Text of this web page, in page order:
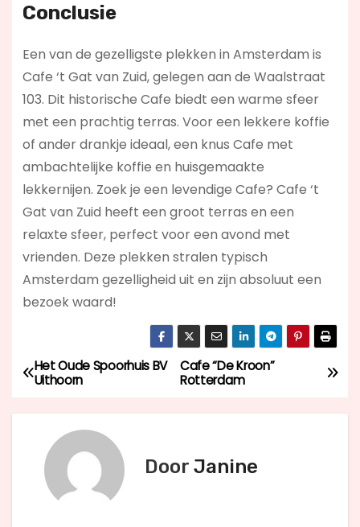
Conclusie
Een van de gezelligste plekken in Amsterdam is
Cafe ‘t Gat van Zuid, gelegen aan de Waalstraat
103. Dit historische Cafe biedt een warme sfeer
met een prachtig terras. Voor een lekkere koffie
of ander drankje ideaal, een knus Cafe met
ambachtelijke koffie en huisgemaakte
lekkernijen. Zoek je een levendige Cafe? Cafe ‘t
Gat van Zuid heeft een groot terras en een
relaxte sfeer, perfect voor een avond met
vrienden. Deze plekken stralen typisch
Amsterdam gezelligheid uit en zijn absoluut een
bezoek waard!
B
e
Cafe “De Kroon”
Rotterdam
Het Oude Spoorhuis BV
Uithoorn
Door Janine